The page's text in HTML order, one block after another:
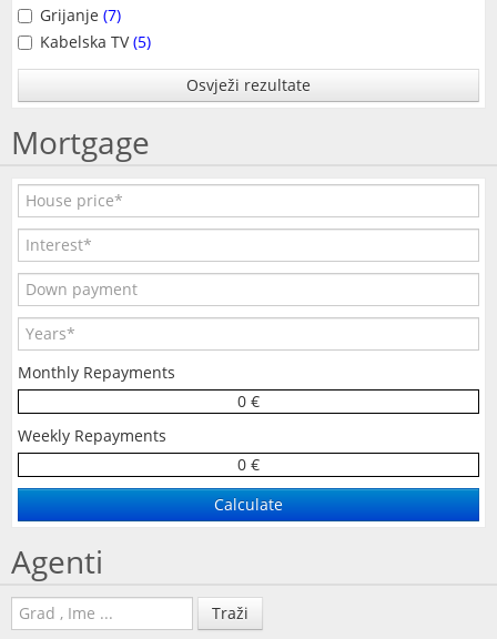
Grijanje (7)
Kabelska TV(5)
Osvježi rezultate
Mortgage
Monthly Repayments
0 €
Weekly Repayments
0 €
Agenti
Traži